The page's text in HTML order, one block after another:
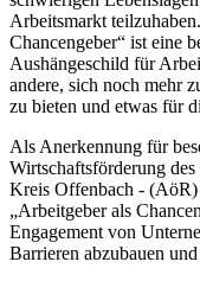
Arbeitsmarkt
Chancengeber“ ist eine
Aushängeschild für
andere, sich noch mehr
zu bieten und etwas für
Als Anerkennung für
Wirtschaftsförderung
Kreis Offenbach - (AöR)
„Arbeitgeber als
Engagement von
Barrieren abzubauen